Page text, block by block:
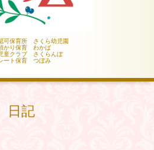
育所 さくら幼児園
かり保育 わかば
童クラブ さくらんぼ
ート保育 つぼみ
日記